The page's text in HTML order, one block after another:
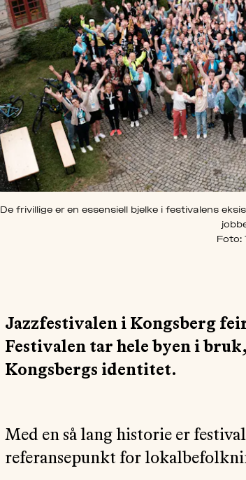
De frivillige er en essensiell bjelke i festivalens
Foto:
Jazzfestivalen i Kongsberg
Festivalen tar hele byen i
Kongsbergs identitet.
Med en så lang historie er
referansepunkt for